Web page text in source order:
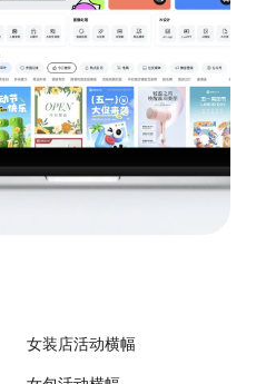
女装店活动横幅